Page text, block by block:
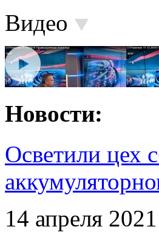
Видео
Новости:
Осветили цех
14 апреля 2021